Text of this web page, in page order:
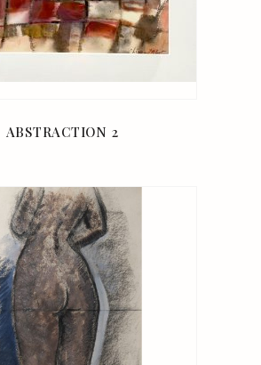
ABSTRACTION 2